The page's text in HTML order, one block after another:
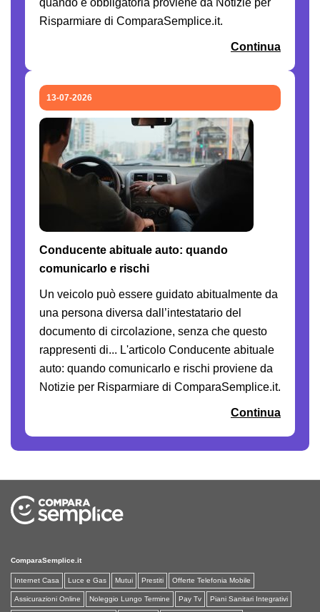
Risparmiare di ComparaSemplice.it.
Continua
13-07-2026
Conducente abituale auto: quando
comunicarlo e rischi
Un veicolo può essere guidato abitualmente da
una persona diversa dall’intestatario del
documento di circolazione, senza che questo
rappresenti di... L'articolo Conducente abituale
auto: quando comunicarlo e rischi proviene da
Notizie per Risparmiare di ComparaSemplice.it.
Continua
ComparaSemplice.it
Internet Casa Luce e Gas Mutui Prestiti Offerte Telefonia Mobile
Assicurazioni Online Noleggio Lungo Termine Pay Tv Piani Sanitari Integrativi